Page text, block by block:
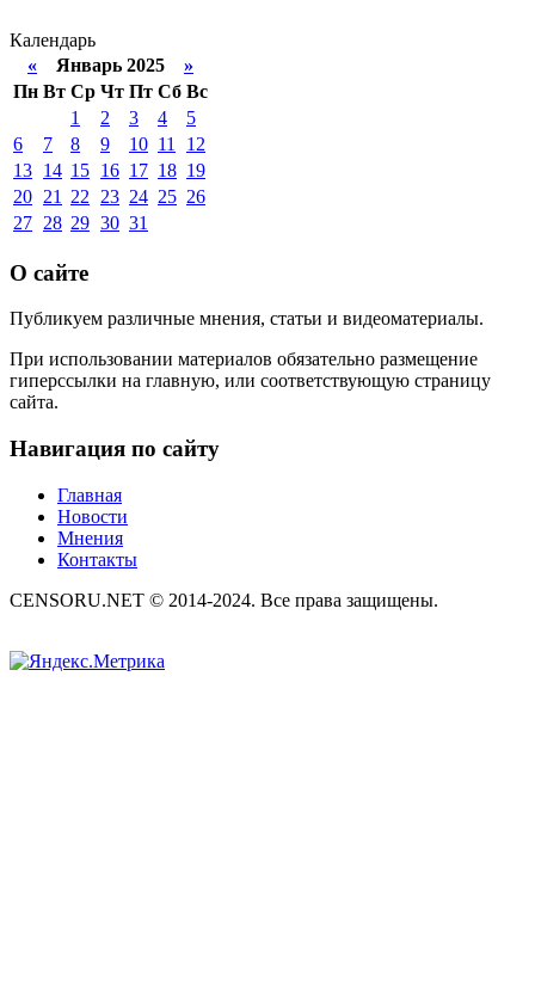
Календарь
« Январь 2025 »
Пн Вт Ср Чт Пт Сб Вс
1
2 3 4
5
6
7 8 9 10 11
12
13 14 15 16 17 18 19
20 21 22 23 24 25 26
27 28 29 30 31
О сайте
Публикуем различные мнения, статьи и видеоматериалы.
При использовании материалов обязательно размещение
гиперссылки на главную, или соответствующую страницу
сайта.
Навигация по сайту
Главная
Новости
Мнения
Контакты
CENSORU.NET © 2014-2024. Все права защищены.